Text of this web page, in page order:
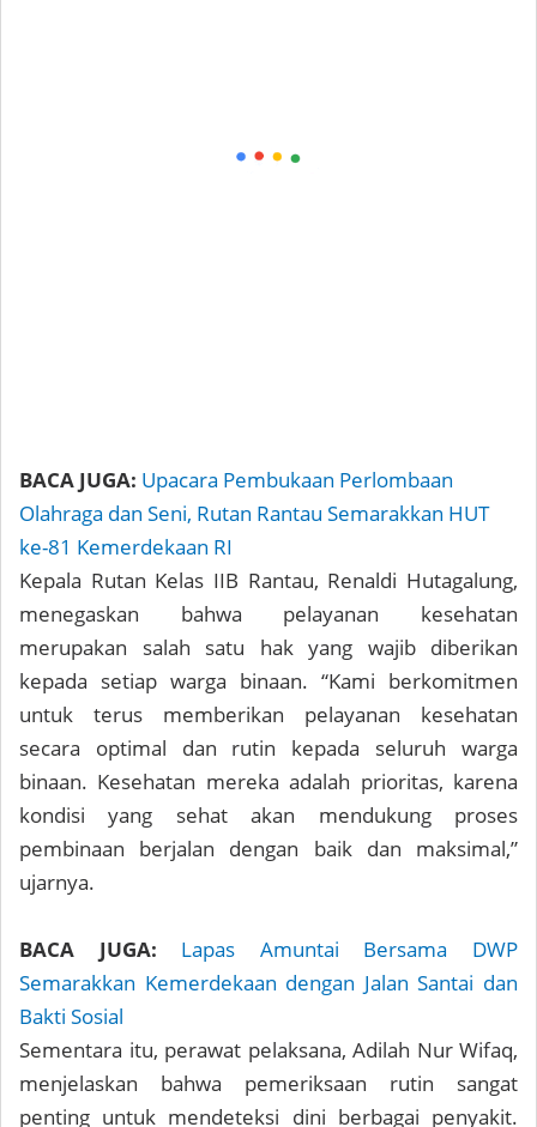
BACA JUGA: Upacara Pembukaan Perlombaan
Olahraga dan Seni, Rutan Rantau Semarakkan HUT
ke-81 Kemerdekaan RI
Kepala Rutan Kelas IIB Rantau, Renaldi Hutagalung,
menegaskan bahwa pelayanan kesehatan
merupakan salah satu hak yang wajib diberikan
kepada setiap warga binaan. “Kami berkomitmen
untuk terus memberikan pelayanan kesehatan
secara optimal dan rutin kepada seluruh warga
binaan. Kesehatan mereka adalah prioritas, karena
kondisi yang sehat akan mendukung proses
pembinaan berjalan dengan baik dan maksimal,”
ujarnya.
BACA JUGA:
Lapas Amuntai Bersama DWP
Semarakkan Kemerdekaan dengan Jalan Santai dan
Bakti Sosial
Sementara itu, perawat pelaksana, Adilah Nur Wifaq,
menjelaskan bahwa pemeriksaan rutin sangat
penting untuk mendeteksi dini berbagai penyakit.